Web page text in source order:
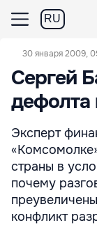
RU
30 января 2009,
Сергей
дефолта
Эксперт
страны в
почему
конфликт